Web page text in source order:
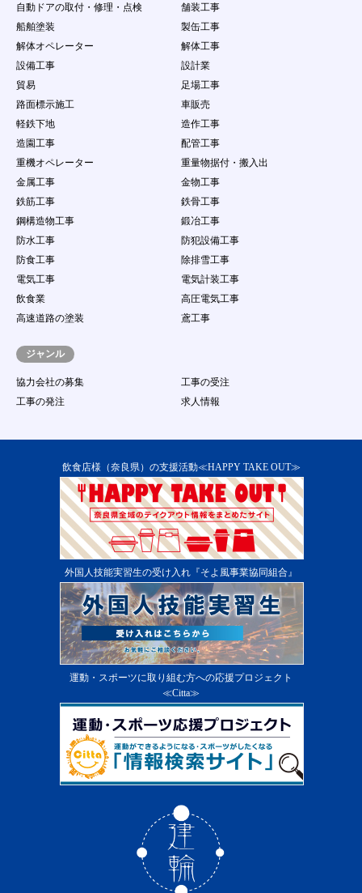
自動ドアの取付・修理・点検
舗装工事
船舶塗装
製缶工事
解体オペレーター
解体工事
設備工事
設計業
貿易
足場工事
路面標示施工
車販売
軽鉄下地
造作工事
造園工事
配管工事
重機オペレーター
重量物据付・搬入出
金属工事
金物工事
鉄筋工事
鉄骨工事
鋼構造物工事
鍛冶工事
防水工事
防犯設備工事
防食工事
除排雪工事
電気工事
電気計装工事
飲食業
高圧電気工事
高速道路の塗装
鳶工事
ジャンル
協力会社の募集
工事の受注
工事の発注
求人情報
飲食店様（奈良県）の支援活動≪HAPPY TAKE OUT≫
外国人技能実習生の受け入れ『そよ風事業協同組合』
運動・スポーツに取り組む方への応援プロジェクト
≪Citta≫